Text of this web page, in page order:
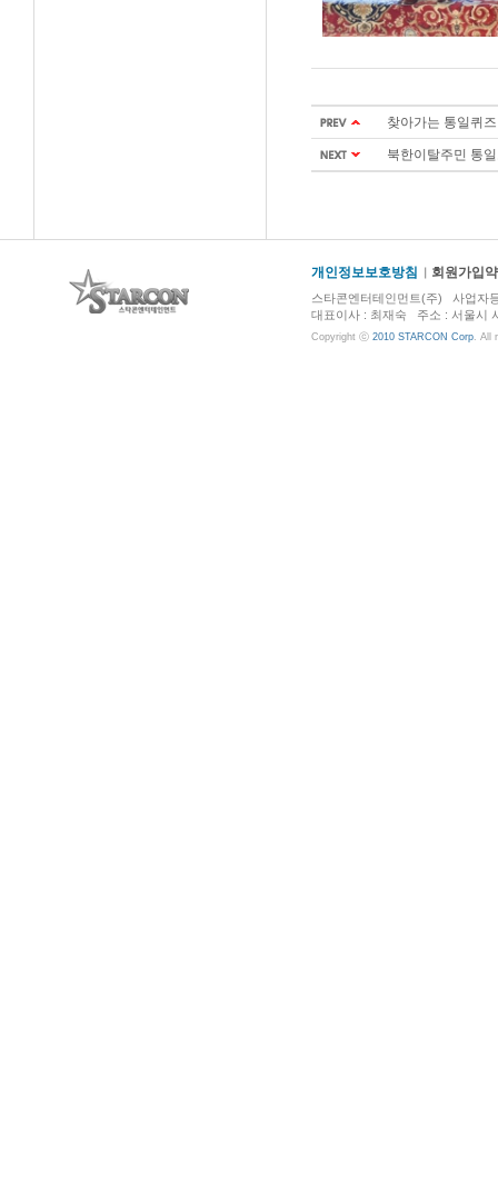
찾아가는 통일퀴
북한이탈주민 통
개인정보보호방침 회원가입
스타콘엔터테인먼트(주) 사업자
대표이사 : 최재숙 주소 : 서울시
Copyright ⓒ 2010 STARCON Corp. All